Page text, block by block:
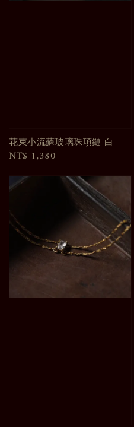
花束小流蘇玻璃珠項鏈 白
Regular
NT$ 1,380